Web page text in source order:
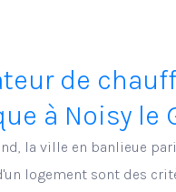
de
à Noisy le
la ville en banlieue
logement sont des